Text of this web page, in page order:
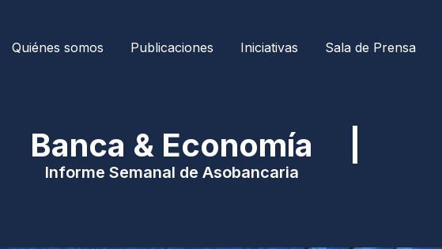
Quiénes somos Publicaciones Iniciativas Sala de Prensa
| Banca & Economía |
Informe Semanal de Asobancaria